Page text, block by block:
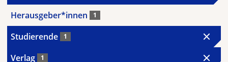
Herausgeber*innen 1
Studierende 1
Verlag 1